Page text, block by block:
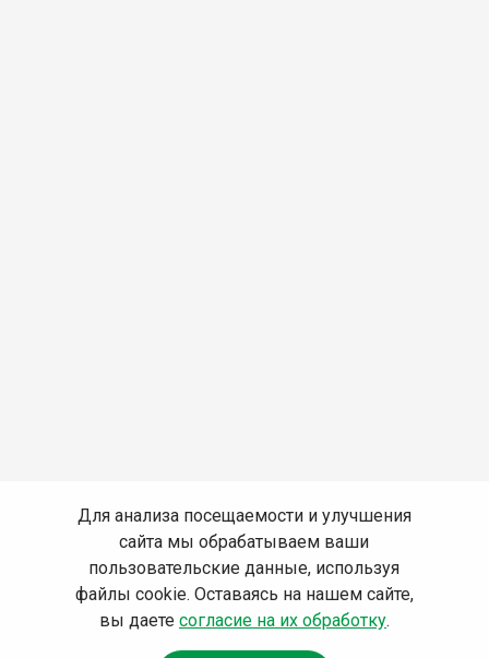
Для анализа посещаемости и улучшения
сайта мы обрабатываем ваши
пользовательские данные, используя
файлы cookie. Оставаясь на нашем сайте,
вы даете согласие на их обработку.